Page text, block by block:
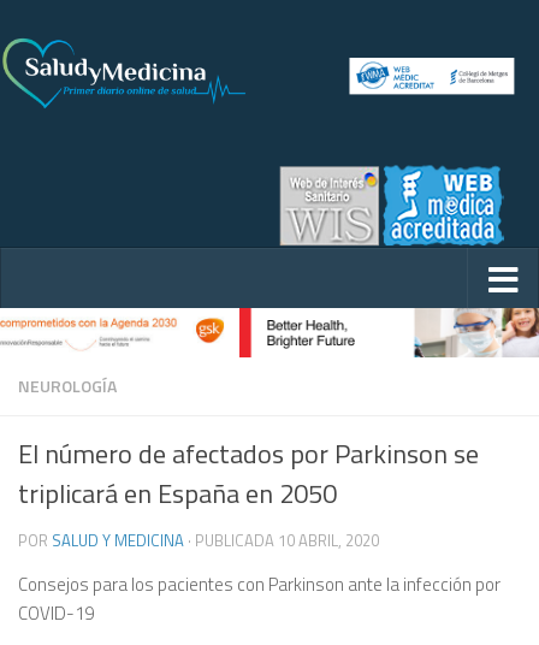
NEUROLOGÍA
El número de afectados por Parkinson se
triplicará en España en 2050
POR SALUD Y MEDICINA · PUBLICADA 10 ABRIL, 2020
Consejos para los pacientes con Parkinson ante la infección por
COVID-19